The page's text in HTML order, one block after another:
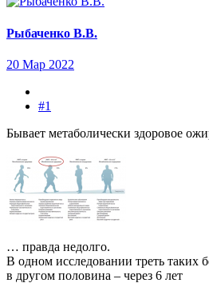
Рыбаченко В.В.
20 Мар 2022
#1
Бывает метаболически здоровое
… правда недолго.
В одном исследовании треть таких
в другом половина – через 6 лет